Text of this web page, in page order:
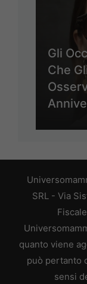
Gli
Che
SRL - Via
quanto viene
può pertanto
sensi